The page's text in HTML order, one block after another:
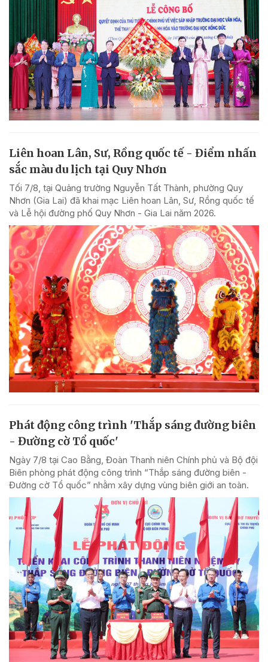
Liên hoan Lân, Sư, Rồng quốc tế - Điểm nhấn
sắc màu du lịch tại Quy Nhơn
Tối 7/8, tại Quảng trường Nguyễn Tất Thành, phường Quy
Nhơn (Gia Lai) đã khai mạc Liên hoan Lân, Sư, Rồng quốc tế
và Lễ hội đường phố Quy Nhơn - Gia Lai năm 2026.
Phát động công trình 'Thắp sáng đường biên
- Đường cờ Tổ quốc'
Ngày 7/8 tại Cao Bằng, Đoàn Thanh niên Chính phủ và Bộ đội
Biên phòng phát động công trình “Thắp sáng đường biên -
Đường cờ Tổ quốc” nhằm xây dựng vùng biên giới an toàn.